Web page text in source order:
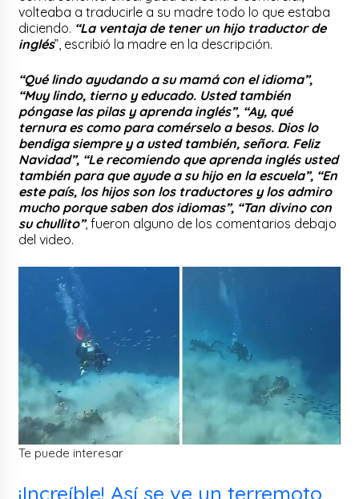
volteaba a traducirle a su madre todo lo que estaba
diciendo. “La ventaja de tener un hijo traductor de
inglés”, escribió la madre en la descripción.
“Qué lindo ayudando a su mamá con el idioma”,
“Muy lindo, tierno y educado. Usted también
póngase las pilas y aprenda inglés”, “Ay, qué
ternura es como para comérselo a besos. Dios lo
bendiga siempre y a usted también, señora. Feliz
Navidad”, “Le recomiendo que aprenda inglés usted
también para que ayude a su hijo en la escuela”, “En
este país, los hijos son los traductores y los admiro
mucho porque saben dos idiomas”, “Tan divino con
su chullito”, fueron alguno de los comentarios debajo
del video.
Te puede interesar
¡Increíble! Así se ve un terremoto